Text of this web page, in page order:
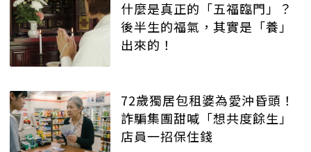
什麼是真正的「五福臨門」？
後半生的福氣，其實是「養」
出來的！
72歲獨居包租婆為愛沖昏頭！
詐騙集團甜喊「想共度餘生」
店員一招保住錢